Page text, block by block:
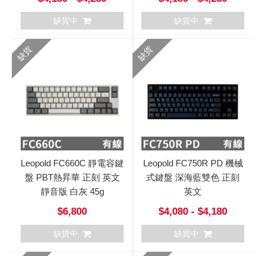
缺貨中 缺貨中
缺貨
Leopold FC660C 靜電容鍵
盤 PBT熱昇華 正刻 英文
靜音版 白灰 45g
$6,800
缺貨中
缺貨
Leopold FC750R PD 機械
式鍵盤 深海藍雙色 正刻
英文
$4,080 - $4,180
缺貨中